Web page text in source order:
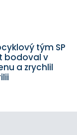
tým SP
bodoval v
a zrychlil